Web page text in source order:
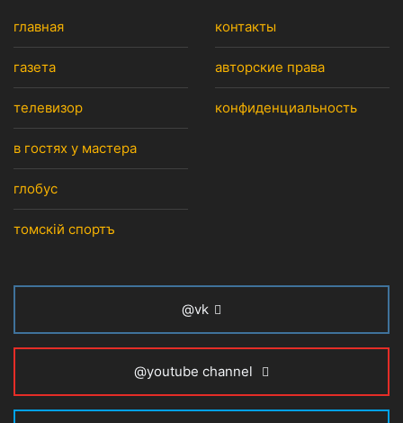
главная
газета
телевизор
в гостях у мастера
глобус
томскiй спортъ
контакты
авторские права
конфиденциальность
@vk
@youtube channel